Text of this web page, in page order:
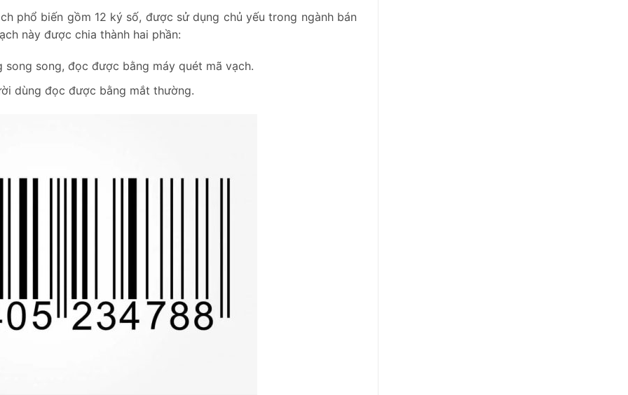
phổ biến gồm 12 ký số, được sử dụng chủ yếu trong ngành bán
này được chia thành hai phần:
song, đọc được bằng máy quét mã vạch.
dùng đọc được bằng mắt thường.